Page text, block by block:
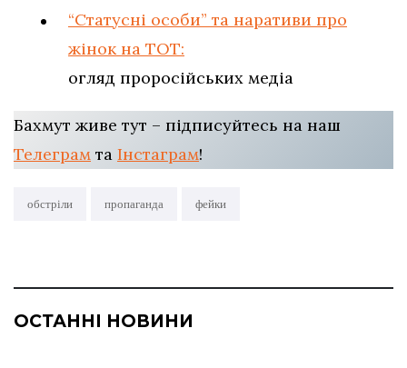
“Статусні особи” та наративи про
жінок на ТОТ:
огляд проросійських медіа
Бахмут живе тут – підписуйтесь на наш
Телеграм та Інстаграм!
обстріли пропаганда фейки
ОСТАННІ НОВИНИ